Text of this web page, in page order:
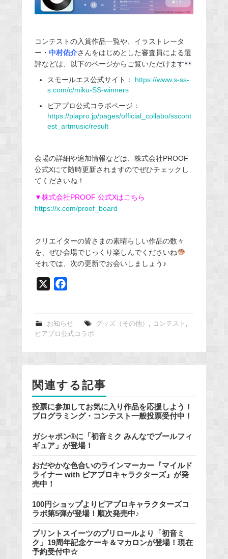
コンテストの入賞作品一覧や、イラストレータ
ー・ 中村佑介さんをはじめとした審査員による選
評などは、以下のページからご覧いただけます
スモールエス公式サイト： https://www.s-ss-
s.com/c/miku-SS-winners
ピアプロ公式コラボページ：
https://piapro.jp/pages/official_collabo/sscont
est_artmusic/result
会場の詳細や追加情報などは、株式会社PROOF
公式Xにて随時更新されますのでぜひチェックし
てくださいね！
▼株式会社PROOF 公式Xはこちら
https://x.com/proof_board
クリエイターの皆さまの素晴らしい作品の数々
を、ぜひ会場でじっくり楽しんでくださいね
それでは、次の更新でお会いしましょう♪
e
b
o
o
お知らせ グッズ（その他） , コンテスト ,
ピアプロ公式コラボ
関連する記事
投票に参加してお気に入り作品を応援しよう！
プログラミング・コンテスト一般投票受付中！
ガシャポン®に「初音ミク みんなでプールフィ
ギュア」が登場！
おだやかな色合いのラインマーカー『マイルド
ライナー with ピアプロキャラクターズ』が発
売中！
100円ショップよりピアプロキャラクターズコ
ラボ第5弾が登場！順次発売中♪
プリントスイーツのプリロールより「初音ミ
ク」19周年記念ケーキ＆マカロンが登場！現在
予約受付中☆